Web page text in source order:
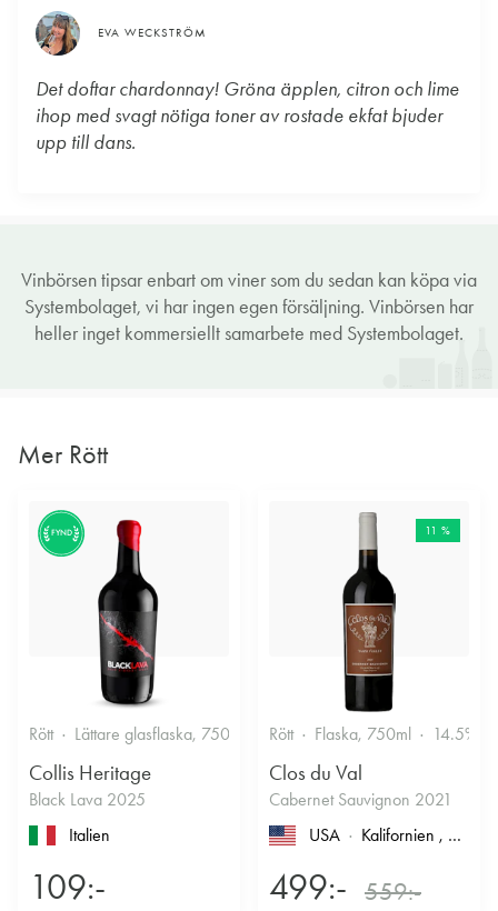
EVA WECKSTRÖM
Det doftar chardonnay! Gröna äpplen, citron och lime
ihop med svagt nötiga toner av rostade ekfat bjuder
upp till dans.
Vinbörsen tipsar enbart om viner som du sedan kan köpa via
Systembolaget, vi har ingen egen försäljning. Vinbörsen har
heller inget kommersiellt samarbete med Systembolaget.
Mer Rött
FYND
Rött Lättare glasflaska, 750ml 13.5%
Collis Heritage
Black Lava 2025
Italien
109:-
11 %
Rött Flaska, 750ml 14.5%
Clos du Val
Cabernet Sauvignon 2021
USA
Kalifornien , North Coast
499:- 559:-